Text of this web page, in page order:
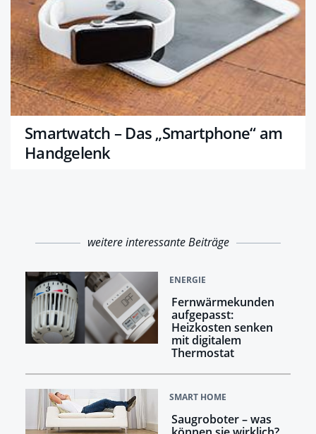
Smartwatch – Das „Smartphone“ am
Handgelenk
weitere interessante Beiträge
ENERGIE
Fernwärmekunden
aufgepasst:
Heizkosten senken
mit digitalem
Thermostat
SMART HOME
Saugroboter – was